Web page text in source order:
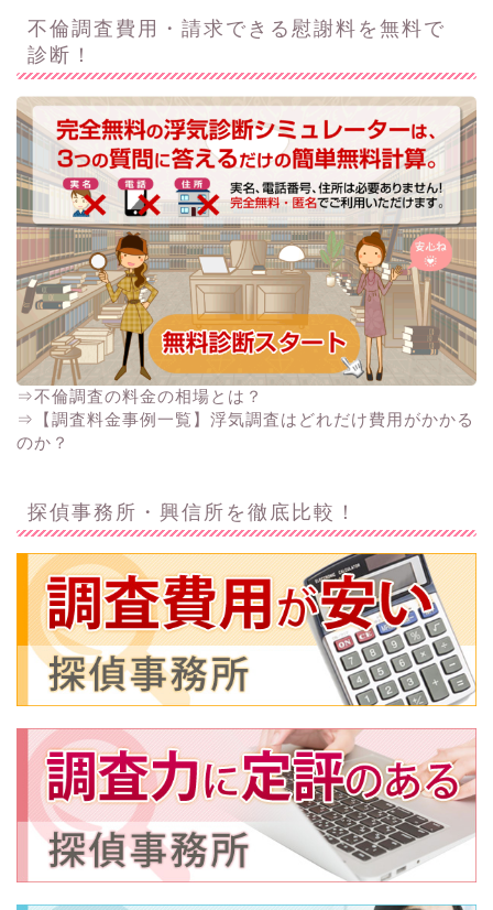
不倫調査費用・請求できる慰謝料を無料で
診断！
⇒不倫調査の料金の相場とは？
⇒【調査料金事例一覧】浮気調査はどれだけ費用がかかる
のか？
探偵事務所・興信所を徹底比較！